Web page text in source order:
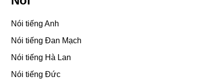
Nói tiếng Anh
Nói tiếng Đan Mạch
Nói tiếng Hà Lan
Nói tiếng Đức